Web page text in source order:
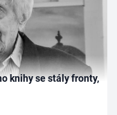
knihy se stály fronty,